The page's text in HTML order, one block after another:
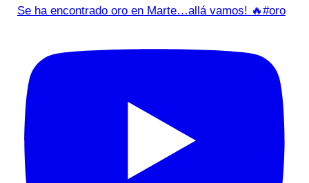
Se ha encontrado oro en Marte…allá vamos! 🔥#oro